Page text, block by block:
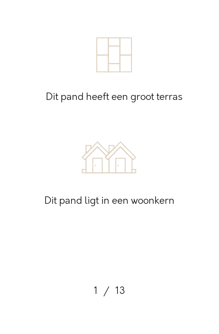
Dit pand heeft een groot terras
Dit pand ligt in een woonkern
1 / 13